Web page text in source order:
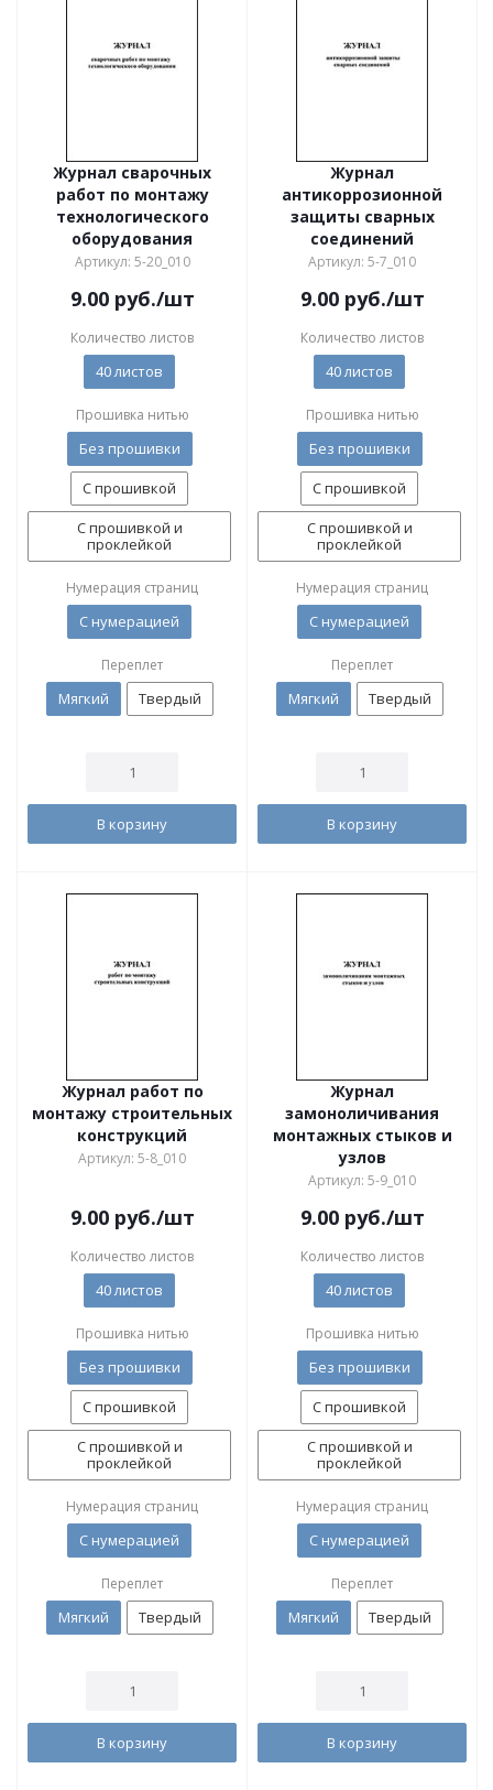
Журнал сварочных
работ по монтажу
технологического
оборудования
Артикул: 5-20_010
9.00руб./шт
Количество листов
40 листов
Прошивка нитью
Без прошивки
С прошивкой
С прошивкой и
проклейкой
Нумерация страниц
С нумерацией
Переплет
Мягкий Твердый
В корзину
Журнал
антикоррозионной
защиты сварных
соединений
Артикул: 5-7_010
9.00руб./шт
Количество листов
40 листов
Прошивка нитью
Без прошивки
С прошивкой
С прошивкой и
проклейкой
Нумерация страниц
С нумерацией
Переплет
Мягкий Твердый
В корзину
Журнал работ по
монтажу строительных
конструкций
Артикул: 5-8_010
9.00руб./шт
Количество листов
40 листов
Прошивка нитью
Без прошивки
С прошивкой
С прошивкой и
проклейкой
Нумерация страниц
С нумерацией
Переплет
Мягкий Твердый
В корзину
Журнал
замоноличивания
монтажных стыков и
узлов
Артикул: 5-9_010
9.00руб./шт
Количество листов
40 листов
Прошивка нитью
Без прошивки
С прошивкой
С прошивкой и
проклейкой
Нумерация страниц
С нумерацией
Переплет
Мягкий Твердый
В корзину